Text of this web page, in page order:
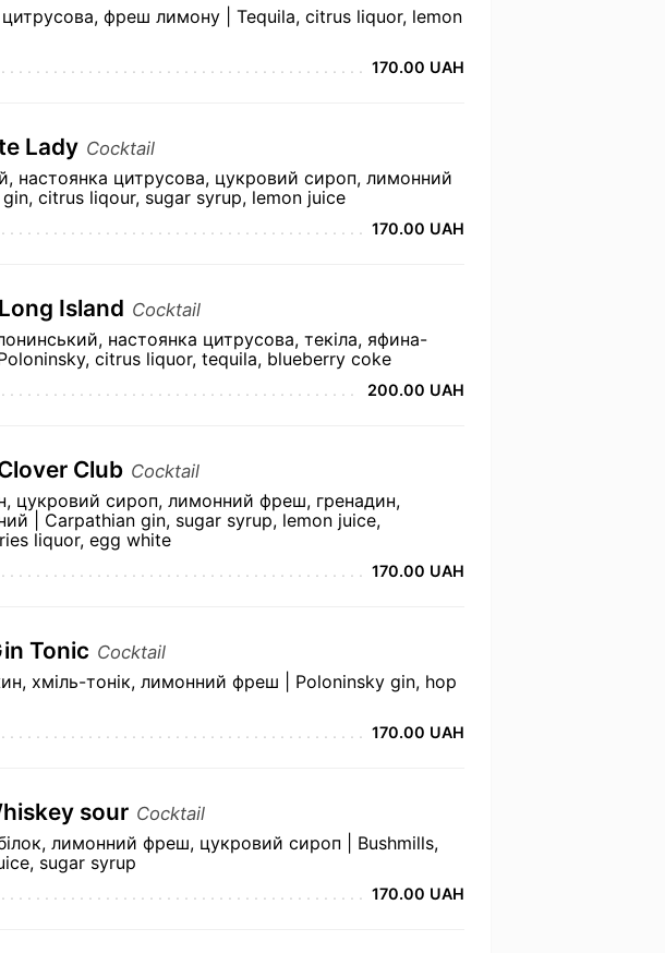
цитрусова, фреш лимону | Tequila, citrus liquor, lemon
170.00 UAH
Lady Cocktail
настоянка цитрусова, цукровий сироп, лимонний
citrus liqour, sugar syrup, lemon juice
170.00 UAH
Island Cocktail
настоянка цитрусова, текіла, яфина-
citrus liquor, tequila, blueberry coke
200.00 UAH
Club Cocktail
цукровий сироп, лимонний фреш, гренадин,
| Carpathian gin, sugar syrup, lemon juice,
liquor, egg white
170.00 UAH
Tonic Cocktail
хміль-тонік, лимонний фреш | Poloninsky gin, hop
170.00 UAH
sour Cocktail
лимонний фреш, цукровий сироп | Bushmills,
sugar syrup
170.00 UAH